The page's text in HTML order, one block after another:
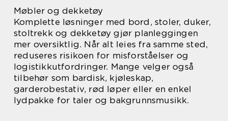
Møbler og dekketøy
Komplette løsninger med bord, stoler, duker,
stoltrekk og dekketøy gjør planleggingen
mer oversiktlig. Når alt leies fra samme sted,
reduseres risikoen for misforståelser og
logistikkutfordringer. Mange velger også
tilbehør som bardisk, kjøleskap,
garderobestativ, rød løper eller en enkel
lydpakke for taler og bakgrunnsmusikk.